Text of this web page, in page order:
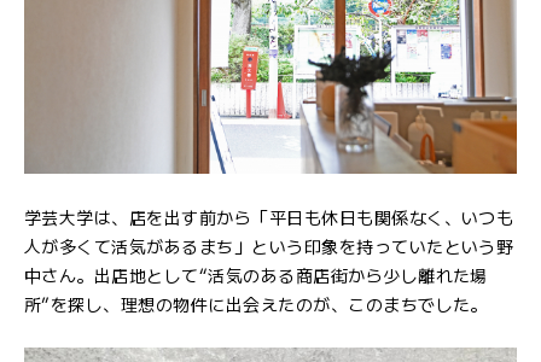
学芸大学は、店を出す前から「平日も休日も関係なく、いつも
人が多くて活気があるまち」という印象を持っていたという野
中さん。出店地として“活気のある商店街から少し離れた場
所”を探し、理想の物件に出会えたのが、このまちでした。